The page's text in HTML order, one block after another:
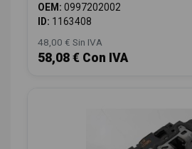
OEM: 0997202002
ID: 1163408
48,00 € Sin IVA
58,08 € Con IVA